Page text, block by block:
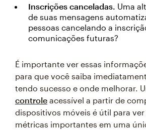
Inscrições canceladas. Uma
de suas mensagens
pessoas cancelando a
comunicações futuras?
É importante ver essas
para que você saiba
tendo sucesso e onde melhorar.
controle acessível a partir de
dispositivos móveis é útil para ver
métricas importantes em uma